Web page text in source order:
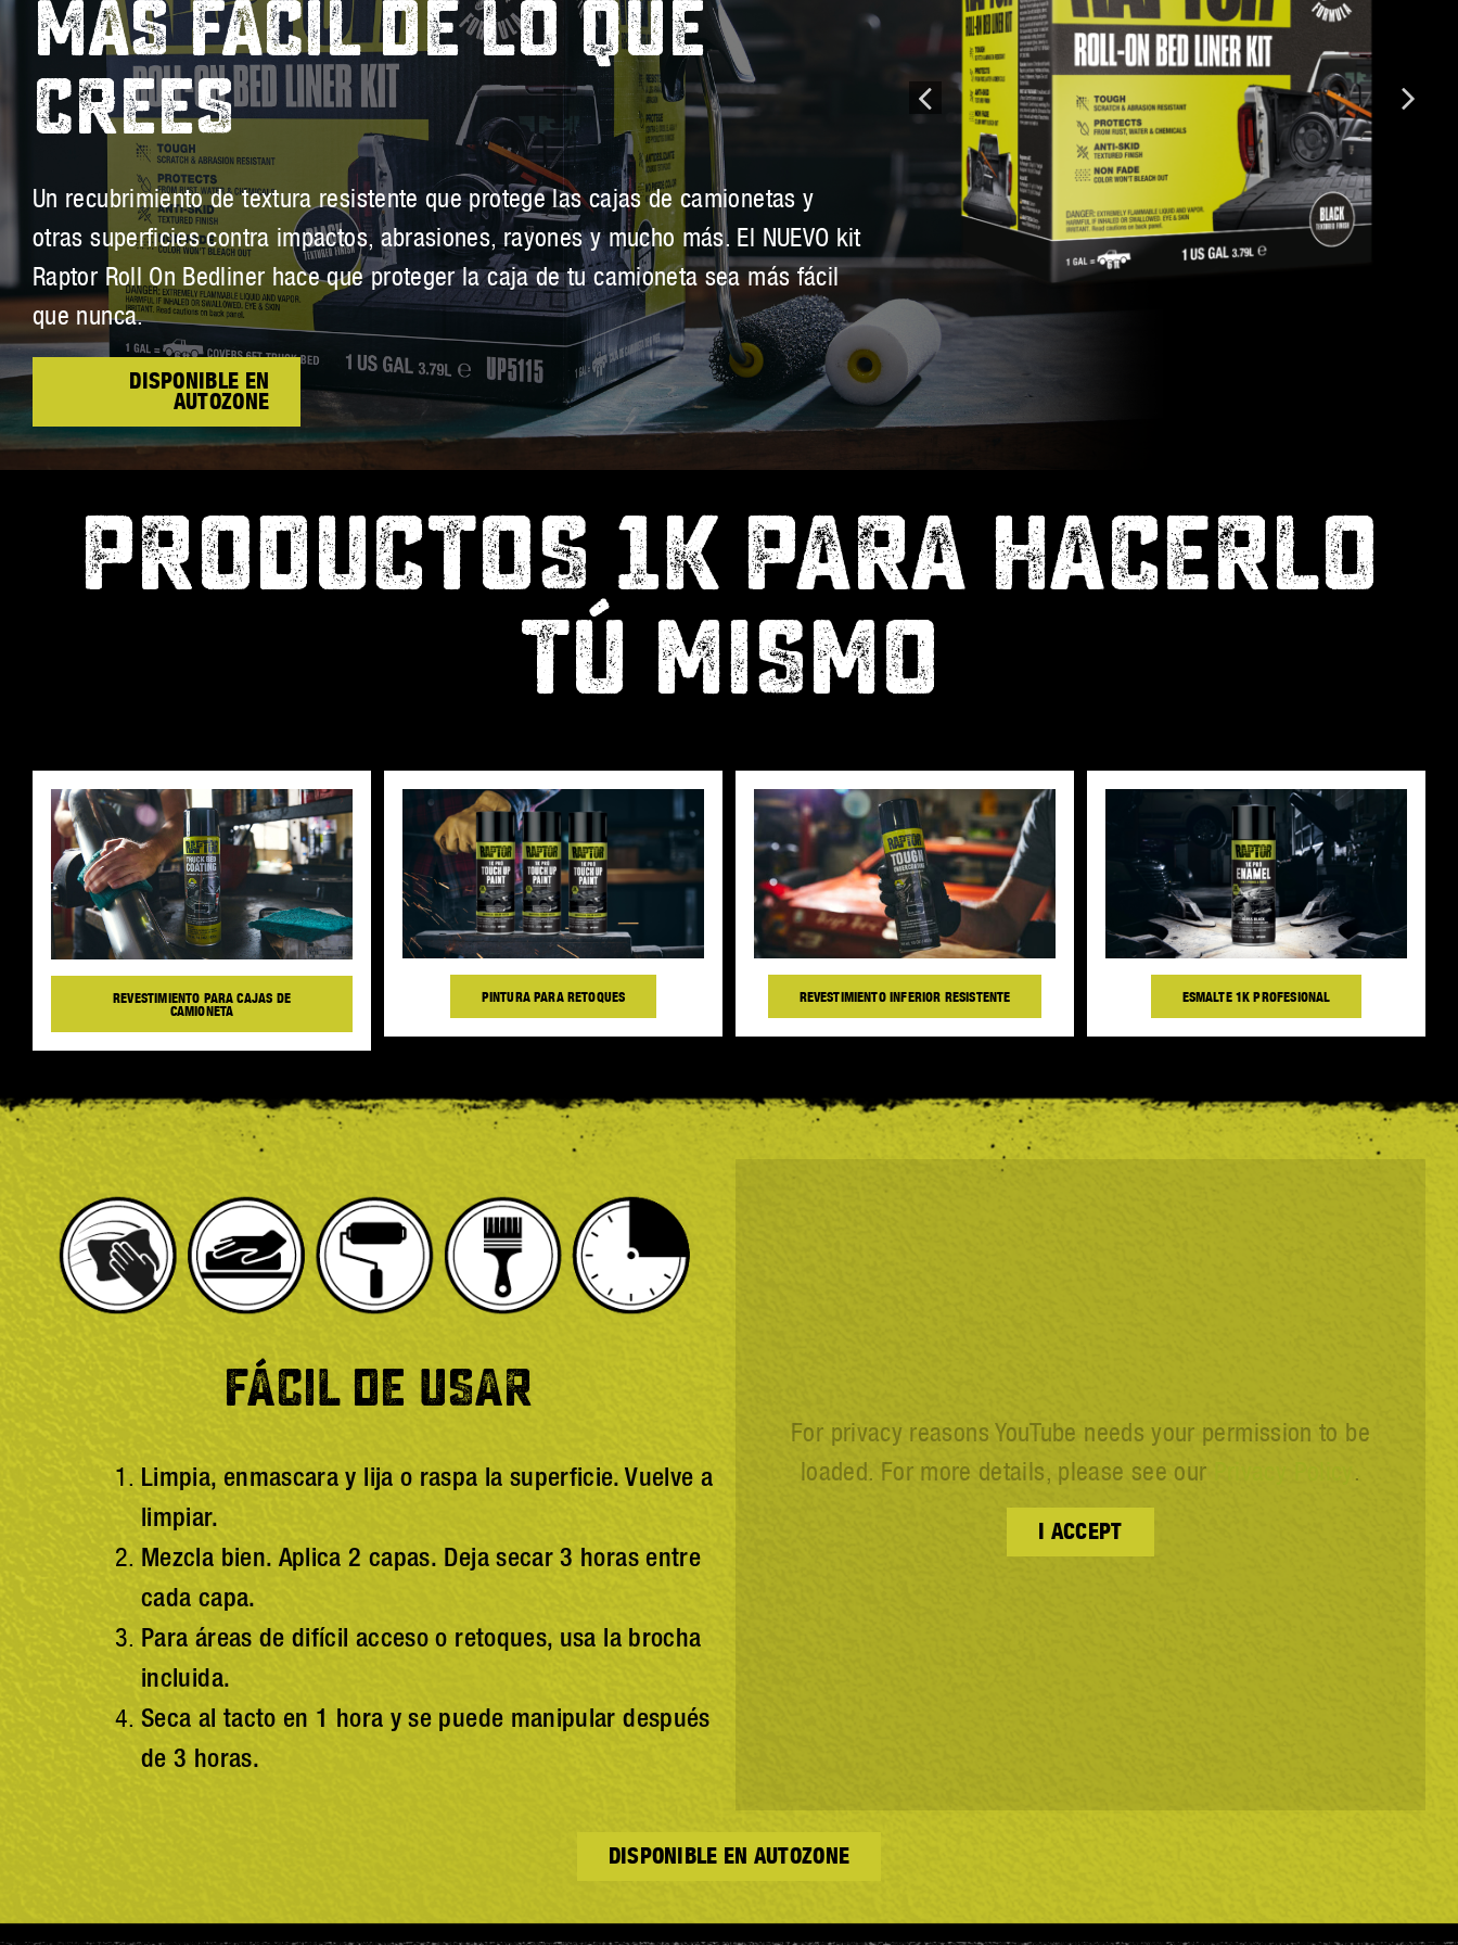
MÁS FÁCIL DE LO QUE
CREES
Un recubrimiento de textura resistente que protege las cajas de camionetas y
otras superficies contra impactos, abrasiones, rayones y mucho más. El NUEVO kit
Raptor Roll On Bedliner hace que proteger la caja de tu camioneta sea más fácil
que nunca.
DISPONIBLE EN
AUTOZONE
PRODUCTOS 1K PARA HACERLO
TÚ MISMO
REVESTIMIENTO PARA CAJAS DE
CAMIONETA
PINTURA PARA RETOQUES REVESTIMIENTO INFERIOR RESISTENTE ESMALTE 1K PROFESIONAL
FÁCIL DE USAR
Limpia, enmascara y lija o raspa la superficie. Vuelve a
limpiar.
Mezcla bien. Aplica 2 capas. Deja secar 3 horas entre
cada capa.
Para áreas de difícil acceso o retoques, usa la brocha
incluida.
Seca al tacto en 1 hora y se puede manipular después
de 3 horas.
For privacy reasons YouTube needs your permission to be
loaded. For more details, please see our
.
I ACCEPT
DISPONIBLE EN AUTOZONE